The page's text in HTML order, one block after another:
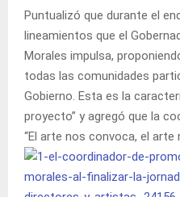
Puntualizó que durante el
lineamientos que el
Morales impulsa,
todas las comunidades
Gobierno. Esta es la
proyecto” y agregó que la
“El arte nos convoca, el arte